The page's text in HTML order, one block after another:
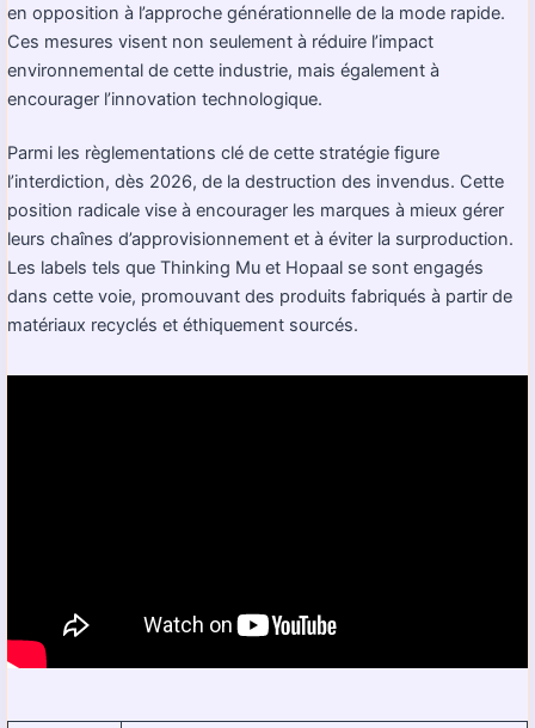
en opposition à l’approche générationnelle de la mode rapide.
Ces mesures visent non seulement à réduire l’impact
environnemental de cette industrie, mais également à
encourager l’innovation technologique.
Parmi les règlementations clé de cette stratégie figure
l’interdiction, dès 2026, de la destruction des invendus. Cette
position radicale vise à encourager les marques à mieux gérer
leurs chaînes d’approvisionnement et à éviter la surproduction.
Les labels tels que Thinking Mu et Hopaal se sont engagés
dans cette voie, promouvant des produits fabriqués à partir de
matériaux recyclés et éthiquement sourcés.